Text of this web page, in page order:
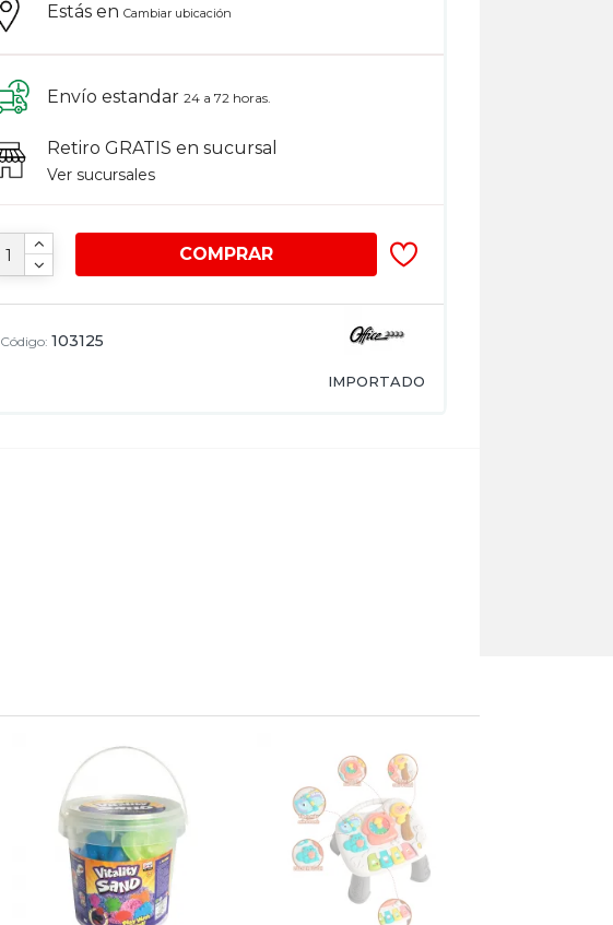
Código: 103125
IMPORTADO
COMPRAR
Estás enCambiar ubicación
Envío estandar 24 a 72 horas.
Retiro GRATIS en sucursal
Ver sucursales